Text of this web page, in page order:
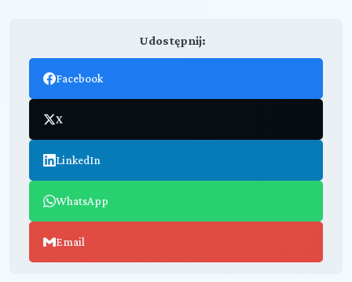
Udostępnij:
Facebook
X
LinkedIn
WhatsApp
Email